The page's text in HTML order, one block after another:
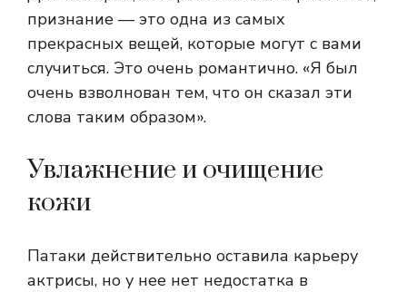
признание — это одна из самых
прекрасных вещей, которые могут с вами
случиться. Это очень романтично. «Я был
очень взволнован тем, что он сказал эти
слова таким образом».
Увлажнение и очищение
кожи
Патаки действительно оставила карьеру
актрисы, но у нее нет недостатка в